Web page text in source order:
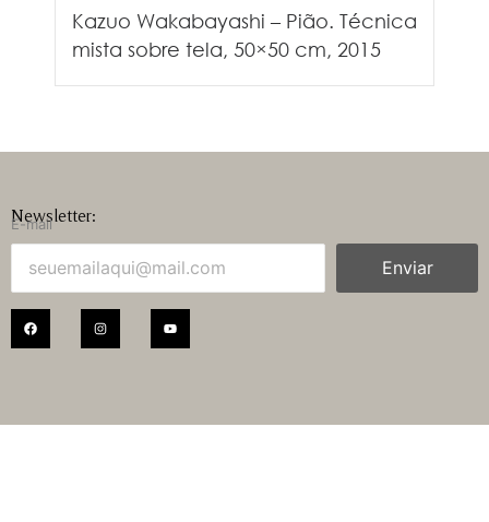
Kazuo Wakabayashi – Pião. Técnica
mista sobre tela, 50×50 cm, 2015
Newsletter:
E-mail
Enviar